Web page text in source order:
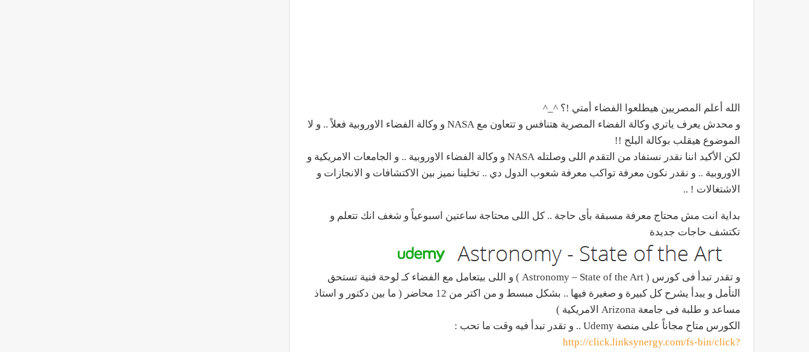
الله أعلم المصريين هيطلعوا الفضاء أمتي !؟ ^_^
و محدش يعرف ياتري وكالة الفضاء المصرية هتنافس و تتعاون مع NASA و وكالة الفضاء الاوروبية فعلاً .. و لا
الموضوع هيقلب بوكالة البلح !!
لكن الأكيد اننا نقدر نستفاد من التقدم اللى وصلتله NASA و وكالة الفضاء الاوروبية .. و الجامعات الامريكية و
الاوروبية .. و نقدر نكون معرفة تواكب معرفة شعوب الدول دي .. تخلينا نميز بين الاكتشافات و الانجازات و
الاشتغالات ! ..
بداية انت مش محتاج معرفة مسبقة بأى حاجة .. كل اللى محتاجة ساعتين اسبوعياً و شغف انك تتعلم و
تكتشف حاجات جديدة
و تقدر تبدأ فى كورس ( Astronomy – State of the Art ) و اللى بيتعامل مع الفضاء كـ لوحة فنية تستحق
التأمل و يبدأ يشرح كل كبيرة و صغيرة فيها .. بشكل مبسط و من اكتر من 12 محاضر ( ما بين دكتور و استاذ
مساعد و طلبة فى جامعة Arizona الامريكية )
الكورس متاح مجاناً على منصة Udemy .. و تقدر تبدأ فيه وقت ما تحب :
http://click.linksynergy.com/fs-bin/click?